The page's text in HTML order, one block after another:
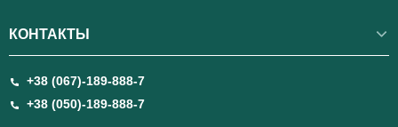
КОНТАКТЫ
+38 (067)-189-888-7
+38 (050)-189-888-7